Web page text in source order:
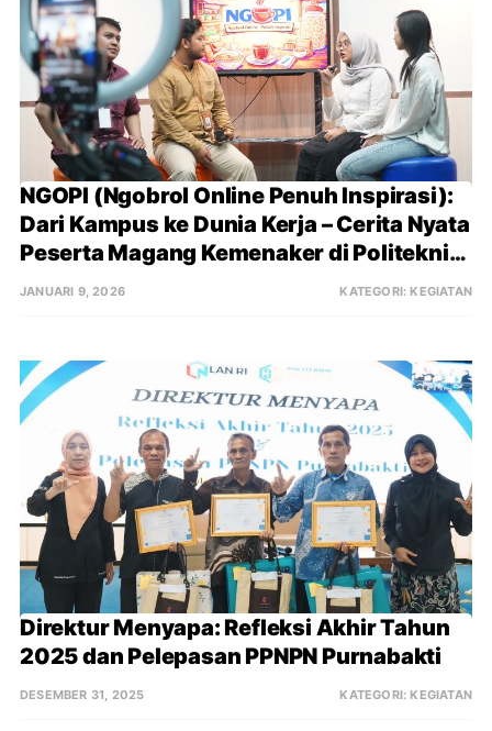
NGOPI (Ngobrol Online Penuh Inspirasi):
Dari Kampus ke Dunia Kerja – Cerita Nyata
Peserta Magang Kemenaker di Politeknik
STIA LAN Jakarta
JANUARI 9, 2026 KATEGORI:KEGIATAN
Direktur Menyapa: Refleksi Akhir Tahun
2025 dan Pelepasan PPNPN Purnabakti
DESEMBER 31, 2025 KATEGORI:KEGIATAN